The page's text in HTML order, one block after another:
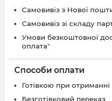
Самовивіз з Нової
Самовивіз зі складу
Умови безкоштовної
оплата"
Способи оплати
Готівкою при отриманні
Безготівковий переказ